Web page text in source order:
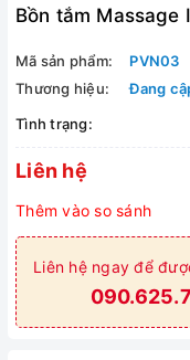
Bồn tắm Massage
Mã sản phẩm:
PVN03
Thương hiệu:
Đang
Tình trạng:
Liên hệ
Thêm vào so sánh
Liên hệ ngay để